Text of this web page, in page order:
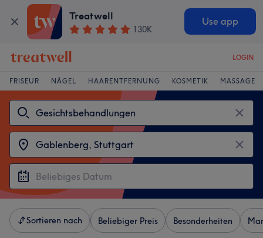
Treatwell
130K
Use app
LOGIN
FRISEUR NÄGEL HAARENTFERNUNG KOSMETIK MASSAGE
Sortieren nach Beliebiger Preis Besonderheiten